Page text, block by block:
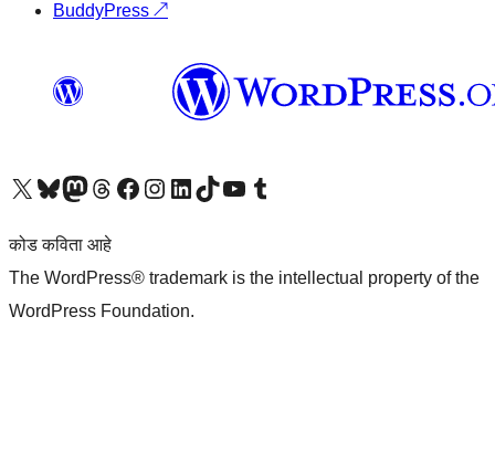
BuddyPress ↗
आमच्या X (एक्स) (पूर्वीचे ट्विटर) खात्याला भेट द्या आमच्या ब्लूस्की खात्याला भेट द्या.आमच्या Mastodon खात्याला भेट द्या.आमच्या थ्रेड्स खात्याला भेट द्या. आमच्या फेसबुक पेजला भेट द्या आमच्या इंस्टाग्राम खात्याला भेट द्या आमच्या लिंक्डइन खात्याला भेट द्या आमच्या टिकटॉक अकाउंटला भेट द्या.आमच्या यूट्यूब चॅनेलला भेट द्या आमच्या टंबलर खात्याला भेट द्या.
कोड कविता आहे
The WordPress® trademark is the intellectual property of the
WordPress Foundation.